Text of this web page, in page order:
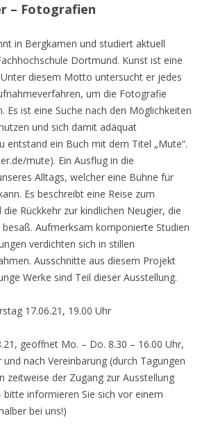
– Fotografien
in Bergkamen und studiert aktuell
Dortmund. Kunst ist eine
diesem Motto untersucht er jedes
um die Fotografie
Es ist eine Suche nach den Möglichkeiten
und sich damit adäquat
entstand ein Buch mit dem Titel „Mute“.
mute). Ein Ausflug in die
Alltags, welcher eine Bühne für
Es beschreibt eine Reise zum
Rückkehr zur kindlichen Neugier, die
Aufmerksam komponierte Studien
verdichten sich in stillen
Ausschnitte aus diesem Projekt
Werke sind Teil dieser Ausstellung.
17.06.21, 19.00 Uhr
geöffnet Mo. – Do. 8.30 – 16.00 Uhr,
und nach Vereinbarung (durch Tagungen
zeitweise der Zugang zur Ausstellung
informieren Sie sich vor einem
bei uns!)